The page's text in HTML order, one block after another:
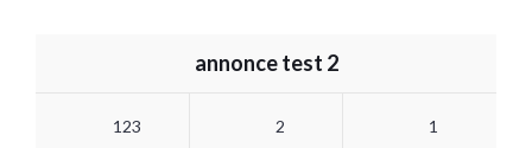
annonce test 2
123 2 1